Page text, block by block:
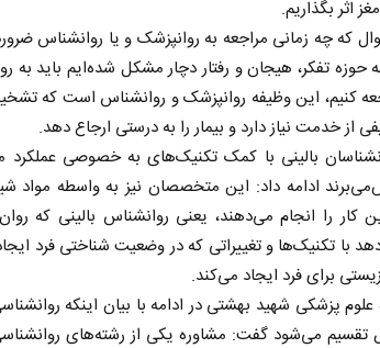
اثر بگذاریم.
که چه زمانی مراجعه به روانپزشک و یا روانشناس
حوزه تفکر، هیجان و رفتار دچار مشکل شده‌ایم باید به
کنیم، این وظیفه روانپزشک و روانشناس است که
از خدمت نیاز دارد و بیمار را به درستی ارجاع دهد.
بالینی با کمک تکنیک‌های به خصوصی عملکرد
ادامه داد: این متخصصان نیز به واسطه مواد
را انجام می‌دهند، یعنی روانشناس بالینی که
با تکنیک‌ها و تغییراتی که در وضعیت شناختی فرد
برای فرد ایجاد می‌کند.
پزشکی شهید بهشتی در ادامه با بیان اینکه
می‌شود گفت: مشاوره یکی از رشته‌های